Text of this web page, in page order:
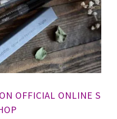
OFFICIAL ONLINE S